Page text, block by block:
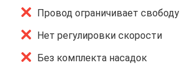
Провод ограничивает
Нет регулировки скорости
Без комплекта насадок